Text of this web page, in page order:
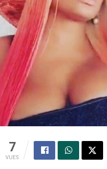
7
VUES